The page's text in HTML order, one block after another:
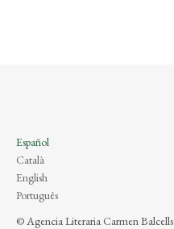
Español
Català
English
Português
© Agencia Literaria Carmen Balcells